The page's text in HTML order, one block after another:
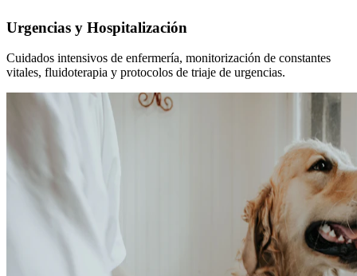
Urgencias y Hospitalización
Cuidados intensivos de enfermería, monitorización de constantes
vitales, fluidoterapia y protocolos de triaje de urgencias.